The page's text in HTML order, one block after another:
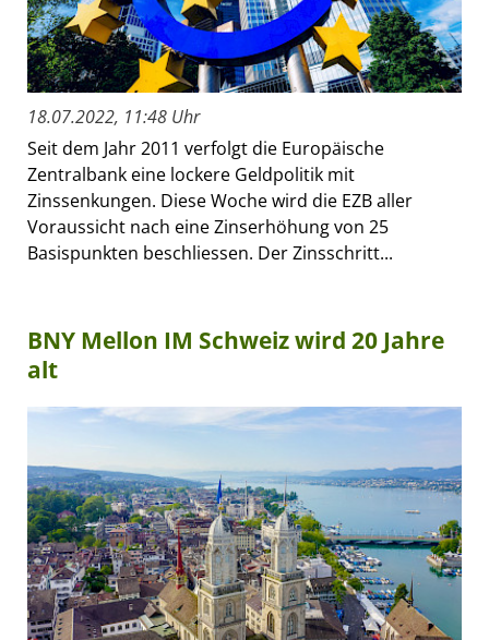
18.07.2022, 11:48 Uhr
Seit dem Jahr 2011 verfolgt die Europäische
Zentralbank eine lockere Geldpolitik mit
Zinssenkungen. Diese Woche wird die EZB aller
Voraussicht nach eine Zinserhöhung von 25
Basispunkten beschliessen. Der Zinsschritt...
BNY Mellon IM Schweiz wird 20 Jahre
alt